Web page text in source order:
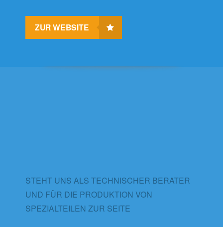
ZUR WEBSITE
STEHT UNS ALS TECHNISCHER BERATER
UND FÜR DIE PRODUKTION VON
SPEZIALTEILEN ZUR SEITE